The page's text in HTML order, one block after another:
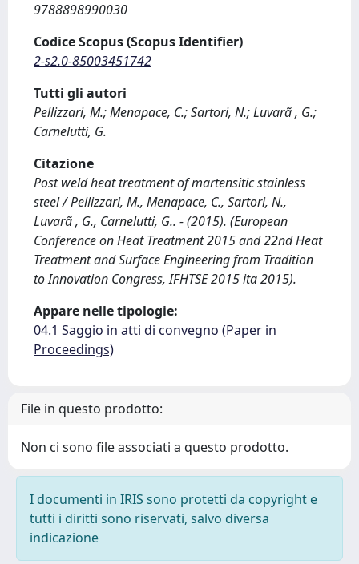
9788898990030
Codice Scopus (Scopus Identifier)
2-s2.0-85003451742
Tutti gli autori
Pellizzari, M.; Menapace, C.; Sartori, N.; Luvarã , G.;
Carnelutti, G.
Citazione
Post weld heat treatment of martensitic stainless
steel / Pellizzari, M., Menapace, C., Sartori, N.,
Luvarã , G., Carnelutti, G.. - (2015). (European
Conference on Heat Treatment 2015 and 22nd Heat
Treatment and Surface Engineering from Tradition
to Innovation Congress, IFHTSE 2015 ita 2015).
Appare nelle tipologie:
04.1 Saggio in atti di convegno (Paper in
Proceedings)
File in questo prodotto:
Non ci sono file associati a questo prodotto.
I documenti in IRIS sono protetti da copyright e
tutti i diritti sono riservati, salvo diversa
indicazione